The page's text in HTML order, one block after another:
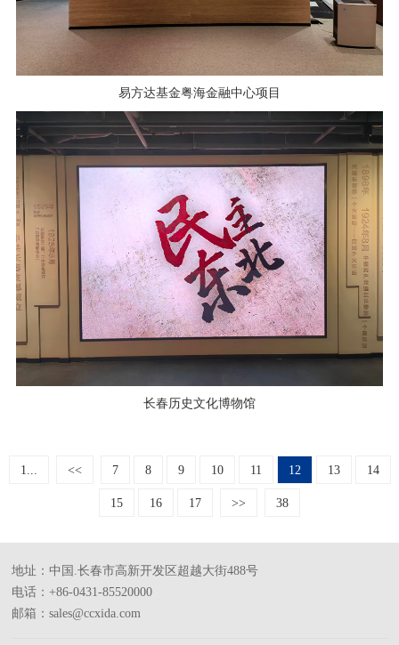
易方达基金粤海金融中心项目
长春历史文化博物馆
1... << 7 8 9 10 11 12 13 14
15 16 17 >> 38
地址：中国.长春市高新开发区超越大街488号
电话：+86-0431-85520000
邮箱：sales@ccxida.com